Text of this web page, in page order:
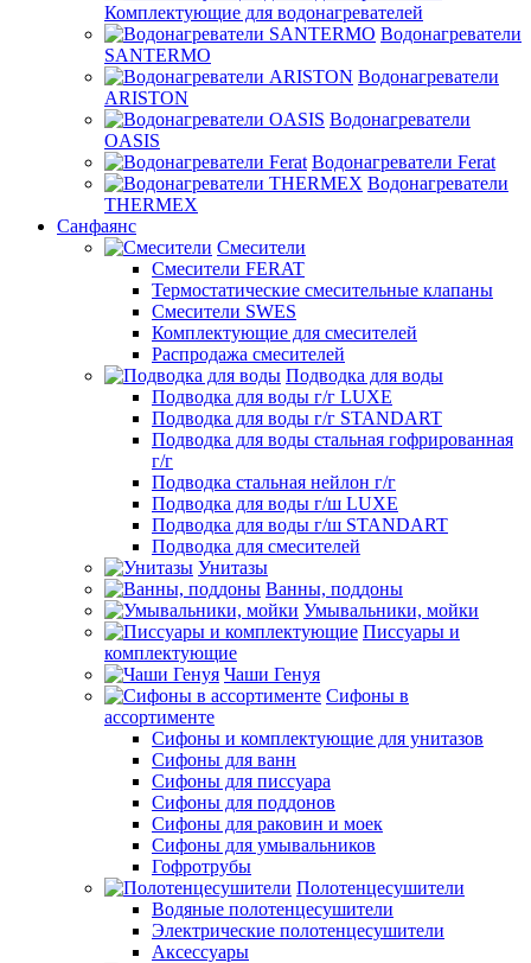
Комплектующие для водонагревателей
Водонагреватели
SANTERMO
Водонагреватели
ARISTON
Водонагреватели
OASIS
Водонагреватели Ferat
Водонагреватели
THERMEX
Санфаянс
Смесители
Смесители FERAT
Термостатические смесительные клапаны
Смесители SWES
Комплектующие для смесителей
Распродажа смесителей
Подводка для воды
Подводка для воды г/г LUXE
Подводка для воды г/г STANDART
Подводка для воды стальная гофрированная
г/г
Подводка стальная нейлон г/г
Подводка для воды г/ш LUXE
Подводка для воды г/ш STANDART
Подводка для смесителей
Унитазы
Ванны, поддоны
Умывальники, мойки
Писсуары и
комплектующие
Чаши Генуя
Сифоны в
ассортименте
Сифоны и комплектующие для унитазов
Сифоны для ванн
Сифоны для писсуара
Сифоны для поддонов
Сифоны для раковин и моек
Сифоны для умывальников
Гофротрубы
Полотенцесушители
Водяные полотенцесушители
Электрические полотенцесушители
Аксессуары